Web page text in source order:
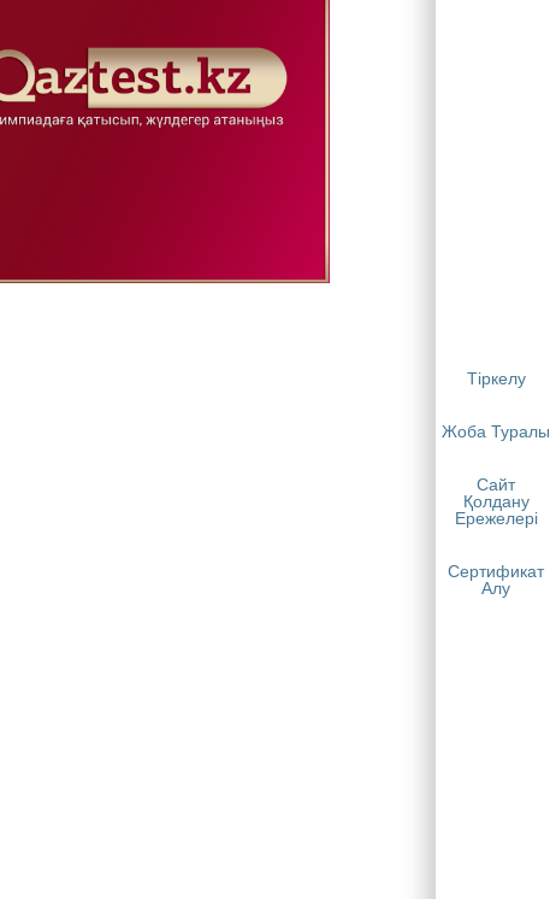
Тіркелу
Жоба Туралы
Сайт
Қолдану
Ережелері
Сертификат
Алу